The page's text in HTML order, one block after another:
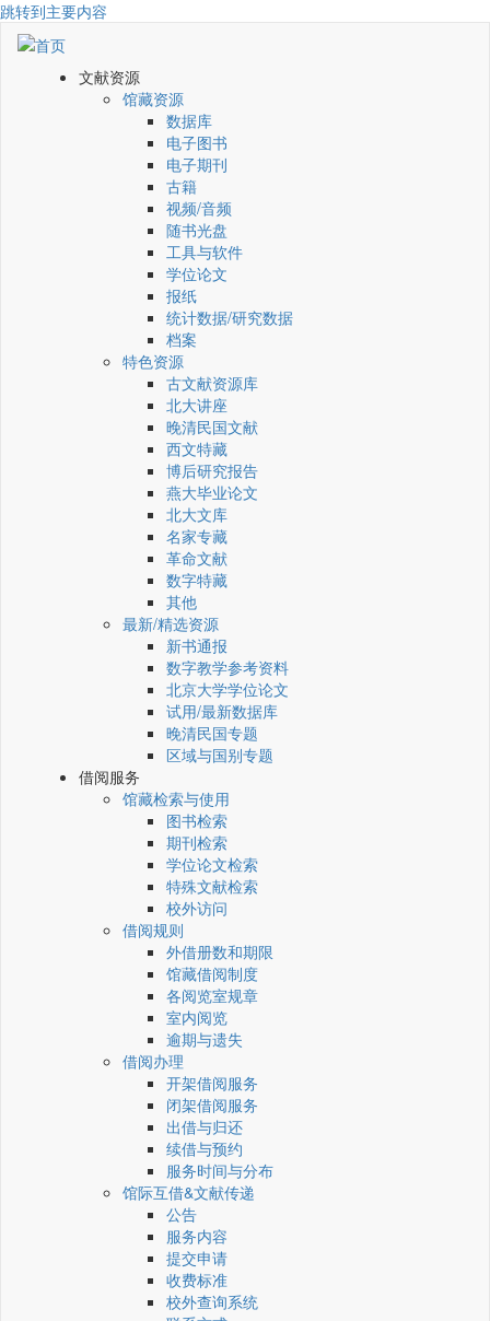
跳转到主要内容
文献资源
馆藏资源
数据库
电子图书
电子期刊
古籍
视频/音频
随书光盘
工具与软件
学位论文
报纸
统计数据/研究数据
档案
特色资源
古文献资源库
北大讲座
晚清民国文献
西文特藏
博后研究报告
燕大毕业论文
北大文库
名家专藏
革命文献
数字特藏
其他
最新/精选资源
新书通报
数字教学参考资料
北京大学学位论文
试用/最新数据库
晚清民国专题
区域与国别专题
借阅服务
馆藏检索与使用
图书检索
期刊检索
学位论文检索
特殊文献检索
校外访问
借阅规则
外借册数和期限
馆藏借阅制度
各阅览室规章
室内阅览
逾期与遗失
借阅办理
开架借阅服务
闭架借阅服务
出借与归还
续借与预约
服务时间与分布
馆际互借&文献传递
公告
服务内容
提交申请
收费标准
校外查询系统